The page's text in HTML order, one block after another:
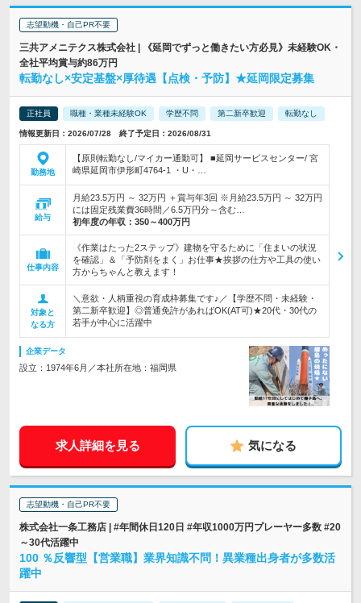
志望動機・自己PR不要
三共アメニテクス株式会社 | 《延岡でずっと働きたい方必見》未経験OK・
全社平均賞与約86万円
転勤なし×安定基盤×厚待遇【点検・予防】★延岡限定募集
正社員 職種・業種未経験OK 学歴不問 第二新卒歓迎 転勤なし
情報更新日：2026/07/28 終了予定日：2026/08/31
勤務地
【原則転勤なし/マイカー通勤可】 ■延岡サービスセンター/ 宮
崎県延岡市伊形町4764-1 ・U・…
給与
月給23.5万円 ～ 32万円 ＋賞与年3回 ※月給23.5万円 ～ 32万円
には固定残業費36時間／6.5万円分～含む…
初年度の年収： 350～400万円
仕事内容
《作業はたった2ステップ》建物を守るために「住まいの状況
を確認」＆「予防剤をまく」お仕事★挨拶の仕方や工具の使い
方からちゃんと教えます！
対象と
なる方
＼意欲・人柄重視の育成枠募集です♪／【学歴不問・未経験・
第二新卒歓迎】◎普通免許があればOK(AT可)★20代・30代の
若手が中心に活躍中
企業データ
設立：1974年6月／本社所在地：福岡県
求人詳細を見る 気になる
志望動機・自己PR不要
株式会社一条工務店 | #年間休日120日 #年収1000万円プレーヤー多数 #20
～30代活躍中
100 ％反響型【営業職】業界知識不問！異業種出身者が多数活
躍中